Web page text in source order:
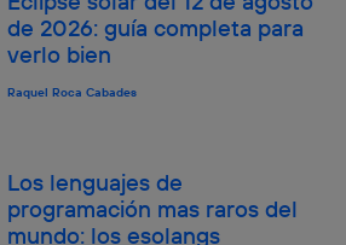
de 2026: guía completa para
verlo bien
Raquel Roca Cabades
Los lenguajes de
programación mas raros del
mundo: los esolangs